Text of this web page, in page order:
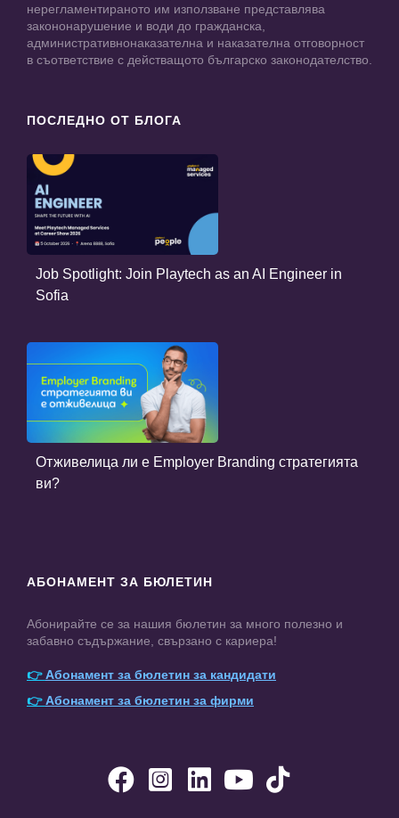
нерегламентираното им използване представлява
закононарушение и води до гражданска,
административнонаказателна и наказателна отговорност
в съответствие с действащото българско законодателство.
ПОСЛЕДНО ОТ БЛОГА
Job Spotlight: Join Playtech as an AI Engineer in
Sofia
Отживелица ли е Employer Branding стратегията
ви?
АБОНАМЕНТ ЗА БЮЛЕТИН
Абонирайте се за нашия бюлетин за много полезно и
забавно съдържание, свързано с кариера!
👉Абонамент за бюлетин за кандидати
👉Абонамент за бюлетин за фирми
    